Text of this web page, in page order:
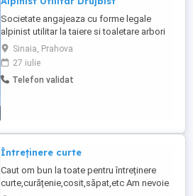
Societate angajeaza cu forme legale
alpinist utilitar la taiere si toaletare arbori
,lucrari in toata tara. Salariu in functie de
realizari , de la 6000 la 12000 lei..Relatii la
tel .
Sinaia, Prahova
27 iulie
Telefon validat
Întreținere curte
Caut om bun la toate pentru întreținere
curte,curățenie,cosit,săpat,etc Am nevoie